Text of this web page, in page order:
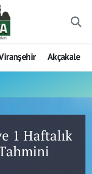
Akçakale
1 Haftalık